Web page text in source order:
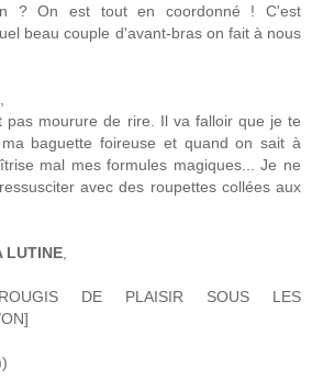
? On est tout en coordonné ! C'est
beau couple d'avant-bras on fait à nous
,
pas mourure de rire. Il va falloir que je te
baguette foireuse et quand on sait à
mal mes formules magiques... Je ne
avec des roupettes collées aux
LUTINE,
DE PLAISIR SOUS LES